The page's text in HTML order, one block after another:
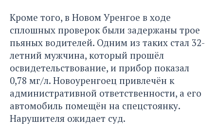
Кроме того, в Новом Уренгое в ходе
сплошных проверок были задержаны трое
пьяных водителей. Одним из таких стал 32-
летний мужчина, который прошёл
освидетельствование, и прибор показал
0,78 мг/л. Новоуренгоец привлечён к
административной ответственности, а его
автомобиль помещён на спецстоянку.
Нарушителя ожидает суд.